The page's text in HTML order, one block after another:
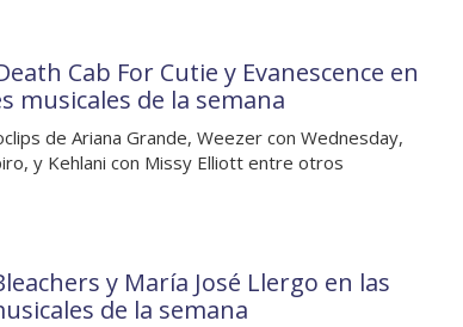
Cab For Cutie y Evanescence en
musicales de la semana
de Ariana Grande, Weezer con Wednesday,
y Kehlani con Missy Elliott entre otros
y María José Llergo en las
de la semana